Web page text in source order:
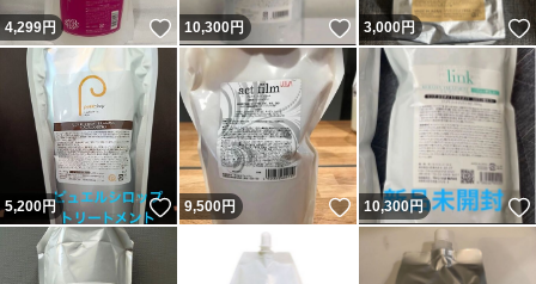
4,299円 いいね！
10,300円 いいね！
3,000円
5,200円 いいね！
9,500円 いいね！
10,300円